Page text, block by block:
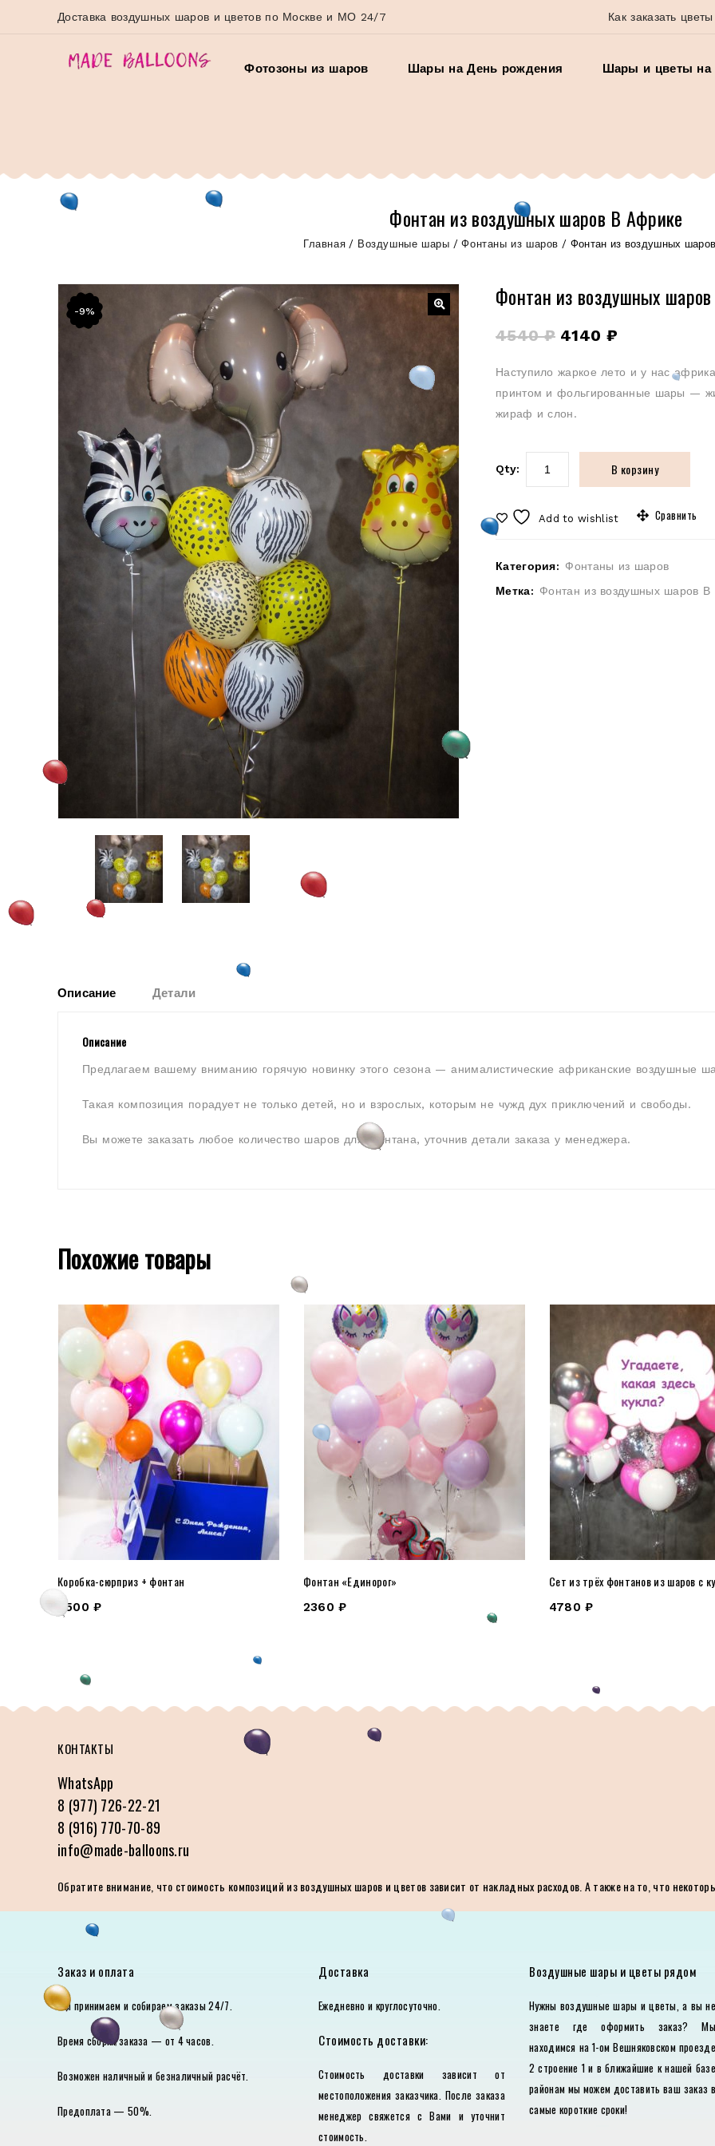
Доставка воздушных шаров и цветов по Москве и МО 24/7 Как заказать
Фотозоны из шаров Шары на День рождения Шары и цветы на
Фонтан из воздушных шаров В Африке
Главная / Воздушные шары /Фонтаны из шаров / Фонтан из воздушных
-9%
Фонтан из воздушных
4540₽ 4140 ₽
Наступило жаркое лето и у нас
принтом и фольгированные шары —
жираф и слон.
Qty: В корзину
Add to wishlist Сравнить
Категория: Фонтаны из шаров
Метка: Фонтан из воздушных шаров В
Описание Детали
Описание
Предлагаем вашему вниманию горячую новинку этого сезона — анималистические африканские воздушные
Такая композиция порадует не только детей, но и взрослых, которым не чужд дух приключений и свободы.
Вы можете заказать любое количество шаров для фонтана, уточнив детали заказа у менеджера.
Похожие товары
Коробка-сюрприз + фонтан
4500 ₽
Фонтан «Единорог»
2360 ₽
Сет из трёх фонтанов из шаров с
4780 ₽
КОНТАКТЫ
WhatsApp
8 (977) 726-22-21
8 (916) 770-70-89
info@made-balloons.ru
Обратите внимание, что стоимость композиций из воздушных шаров и цветов зависит от накладных расходов. А также на то, что
Заказ и оплата
Мы принимаем и собираем заказы 24/7.
Время сборки заказа — от 4 часов.
Возможен наличный и безналичный расчёт.
Предоплата — 50%.
Доставка
Ежедневно и круглосуточно.
Стоимость доставки:
Стоимость доставки зависит от
местоположения заказчика. После заказа
менеджер свяжется с Вами и уточнит
стоимость.
Воздушные шары и цветы рядом
Нужны воздушные шары и цветы, а вы не
знаете где оформить заказ? Мы
находимся на 1-ом Вешняковском проезде
2 строение 1 и в ближайшие к нашей базе
районам мы можем доставить ваш заказ в
самые короткие сроки!